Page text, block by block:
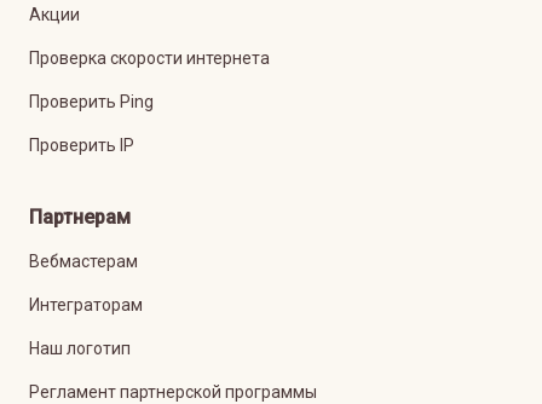
Акции
Проверка скорости интернета
Проверить Ping
Проверить IP
Партнерам
Вебмастерам
Интеграторам
Наш логотип
Регламент партнерской программы